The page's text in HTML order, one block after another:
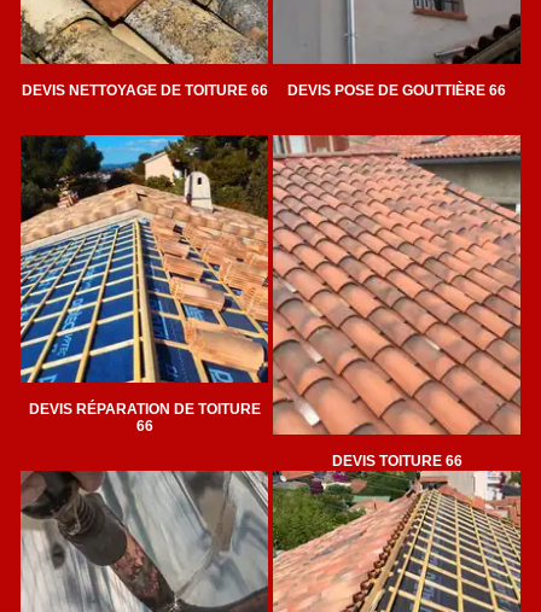
DEVIS NETTOYAGE DE TOITURE 66 DEVIS POSE DE GOUTTIÈRE 66
DEVIS RÉPARATION DE TOITURE
66
DEVIS TOITURE 66